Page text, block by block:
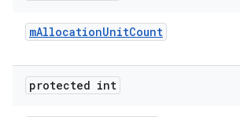
mAllocationUnitCount
protected int